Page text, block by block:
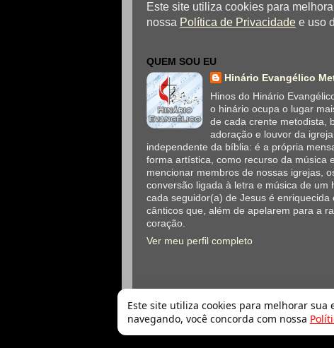
Este site utiliza cookies para
nossa Política de Privacidade e uso
Este site utiliza cookies para melhorar
navegando, você concorda com nossa
QUEM SOU EU
Hinário Evangélico
Hinos do Hinário
o hinário ocupa o lugar
de cada crente metodista,
adoração e louvor da
independente da bíblia: é a própria
forma artística, como recurso da música
mencionar membros de nossas igrejas,
conversão ligada à letra e música de um
cada seguidor(a) de Jesus é enriquecida
cânticos que, além de apelarem para a
coração.
Ver meu perfil completo